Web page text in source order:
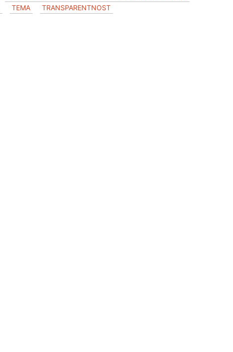
TEMA TRANSPARENTNOST